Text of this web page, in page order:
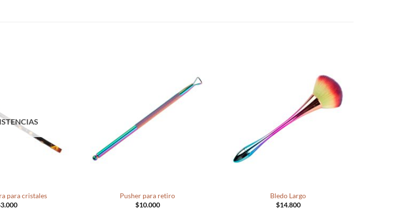
para cristales
3.000
Pusher para retiro
$10.000
Bledo Largo
$14.800